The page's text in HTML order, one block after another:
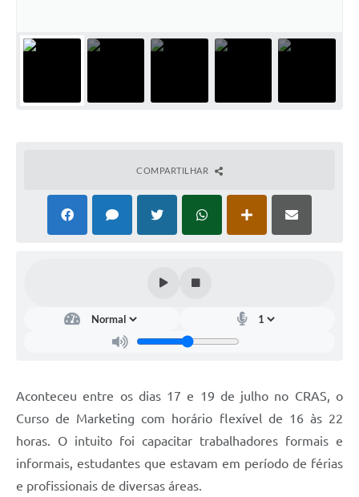
COMPARTILHAR
Aconteceu entre os dias 17 e 19 de julho no CRAS, o
Curso de Marketing com horário flexível de 16 às 22
horas. O intuito foi capacitar trabalhadores formais e
informais, estudantes que estavam em período de férias
e profissionais de diversas áreas.